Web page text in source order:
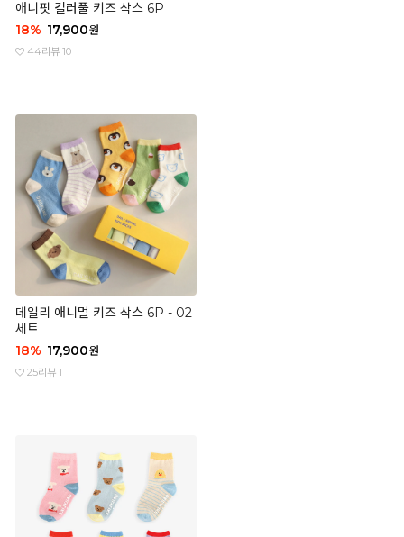
애니핏 컬러풀 키즈 삭스 6P
18% 17,900원
44리뷰 10
데일리 애니멀 키즈 삭스 6P - 02
세트
18% 17,900원
25리뷰 1